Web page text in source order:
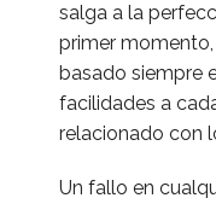
salga a la
primer
basado siempre
facilidades a
relacionado con
Un fallo en